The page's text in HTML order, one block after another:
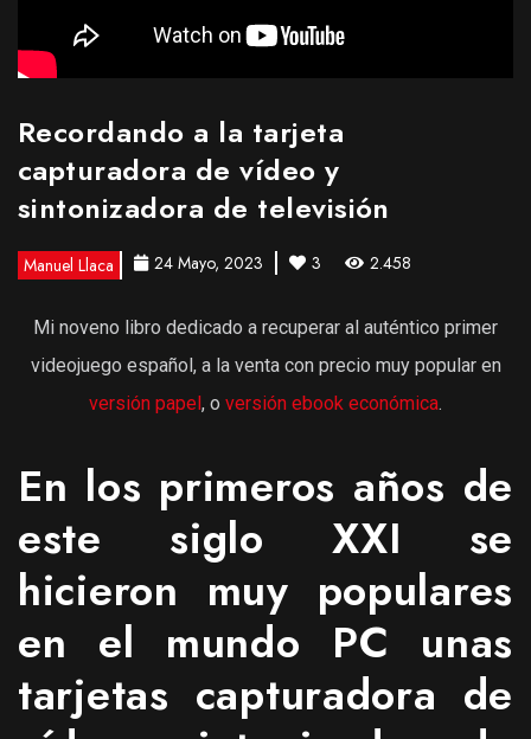
Recordando a la tarjeta
capturadora de vídeo y
sintonizadora de televisión
Manuel Llaca 24 Mayo, 2023 3 2.458
Mi noveno libro dedicado a recuperar al auténtico primer
videojuego español, a la venta con precio muy popular en
versión papel , o versión ebook económica.
En los primeros años de
este siglo XXI se
hicieron muy populares
en el mundo PC unas
tarjetas capturadora de